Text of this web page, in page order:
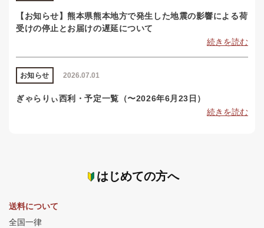
【お知らせ】熊本県熊本地方で発生した地震の影響による荷
受けの停止とお届けの遅延について
続きを読む
2026.07.01
お知らせ
ぎゃらりぃ西利・予定一覧（〜2026年6月23日）
続きを読む
はじめての方へ
送料について
全国一律